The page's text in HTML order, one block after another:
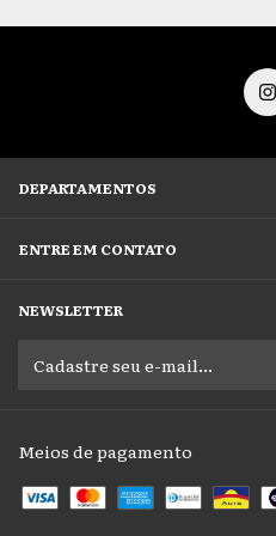
DEPARTAMENTOS
ENTRE EM CONTATO
NEWSLETTER
Meios de pagamento